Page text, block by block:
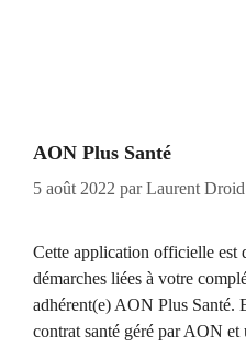
AON Plus Santé
5 août 2022 parLaurent Droid
Cette application officielle est
démarches liées à votre
adhérent(e) AON Plus Santé.
contrat santé géré par AON